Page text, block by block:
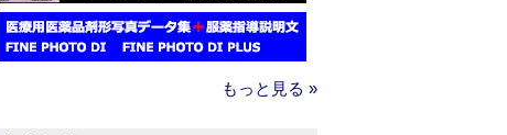
もっと見る »